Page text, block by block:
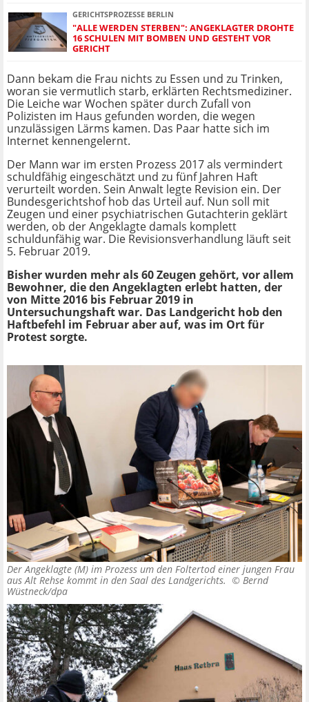
GERICHTSPROZESSE BERLIN
"ALLE WERDEN STERBEN": ANGEKLAGTER DROHTE
16 SCHULEN MIT BOMBEN UND GESTEHT VOR
GERICHT
Dann bekam die Frau nichts zu Essen und zu Trinken,
woran sie vermutlich starb, erklärten Rechtsmediziner.
Die Leiche war Wochen später durch Zufall von
Polizisten im Haus gefunden worden, die wegen
unzulässigen Lärms kamen. Das Paar hatte sich im
Internet kennengelernt.
Der Mann war im ersten Prozess 2017 als vermindert
schuldfähig eingeschätzt und zu fünf Jahren Haft
verurteilt worden. Sein Anwalt legte Revision ein. Der
Bundesgerichtshof hob das Urteil auf. Nun soll mit
Zeugen und einer psychiatrischen Gutachterin geklärt
werden, ob der Angeklagte damals komplett
schuldunfähig war. Die Revisionsverhandlung läuft seit
5. Februar 2019.
Bisher wurden mehr als 60 Zeugen gehört, vor allem
Bewohner, die den Angeklagten erlebt hatten, der
von Mitte 2016 bis Februar 2019 in
Untersuchungshaft war. Das Landgericht hob den
Haftbefehl im Februar aber auf, was im Ort für
Protest sorgte.
Der Angeklagte (M) im Prozess um den Foltertod einer jungen Frau
aus Alt Rehse kommt in den Saal des Landgerichts. © Bernd
Wüstneck/dpa